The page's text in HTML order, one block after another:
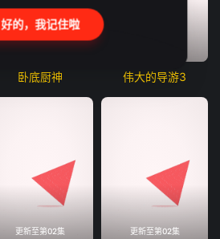
卧底厨神 伟大的导游3
更新至第02集 更新至第02集
好的，我记住啦